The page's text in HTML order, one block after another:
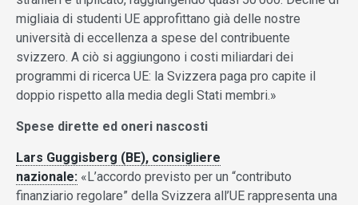
migliaia di studenti UE approfittano già delle nostre
università di eccellenza a spese del contribuente
svizzero. A ciò si aggiungono i costi miliardari dei
programmi di ricerca UE: la Svizzera paga pro capite il
doppio rispetto alla media degli Stati membri.»
Spese dirette ed oneri nascosti
Lars Guggisberg (BE), consigliere
nazionale: «L’accordo previsto per un “contributo
finanziario regolare” della Svizzera all’UE rappresenta una